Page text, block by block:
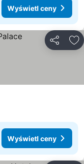
Wyświetl ceny
Wyświetl ceny